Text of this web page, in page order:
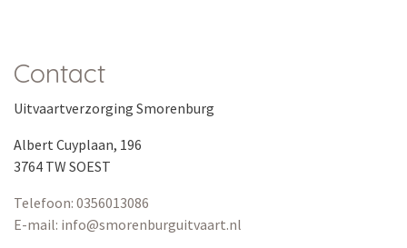
Contact
Uitvaartverzorging Smorenburg
Albert Cuyplaan, 196
3764 TW SOEST
Telefoon: 0356013086
E-mail: info@smorenburguitvaart.nl